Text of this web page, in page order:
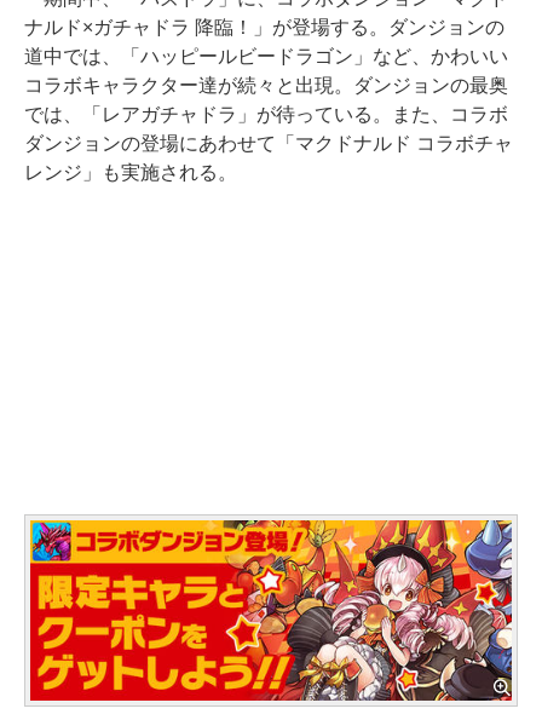
ナルド×ガチャドラ 降臨！」が登場する。ダンジョンの
道中では、「ハッピールビードラゴン」など、かわいい
コラボキャラクター達が続々と出現。ダンジョンの最奥
では、「レアガチャドラ」が待っている。また、コラボ
ダンジョンの登場にあわせて「マクドナルド コラボチャ
レンジ」も実施される。